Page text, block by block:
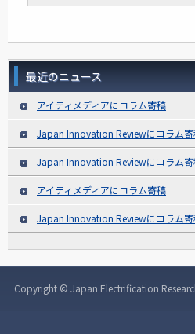
最近のニュース
アイティメディアにコラム寄稿
Japan Innovation Reviewにコラム
Japan Innovation Reviewにコラム
アイティメディアにコラム寄稿
Japan Innovation Reviewにコラム
Copyright © Japan Electrification